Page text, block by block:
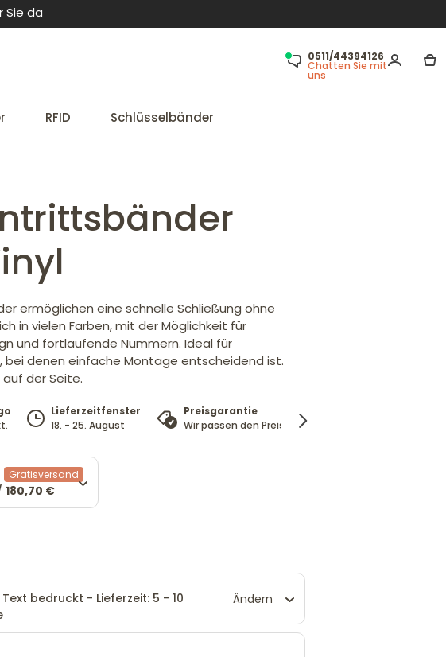
Sie da
0511/44394126
Chatten Sie mit
uns
RFID Schlüsselbänder
ermöglichen eine schnelle Schließung ohne
in vielen Farben, mit der Möglichkeit für
und fortlaufende Nummern. Ideal für
bei denen einfache Montage entscheidend ist.
auf der Seite.
Lieferzeitfenster
18. - 25. August
Preisgarantie
Wir passen den Preis an
Gratisversand
180,70 €
bedruckt - Lieferzeit: 5 - 10
Ändern